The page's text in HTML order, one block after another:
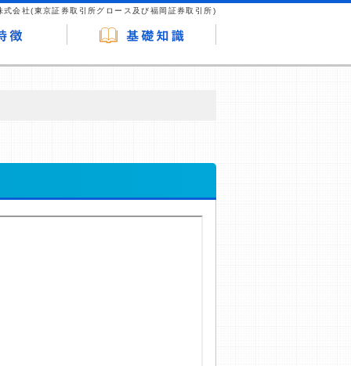
式会社(東京証券取引所グロース及び福岡証券取引所)